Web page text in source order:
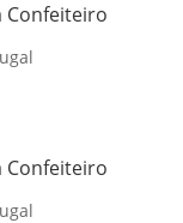
Confeiteiro
Confeiteiro